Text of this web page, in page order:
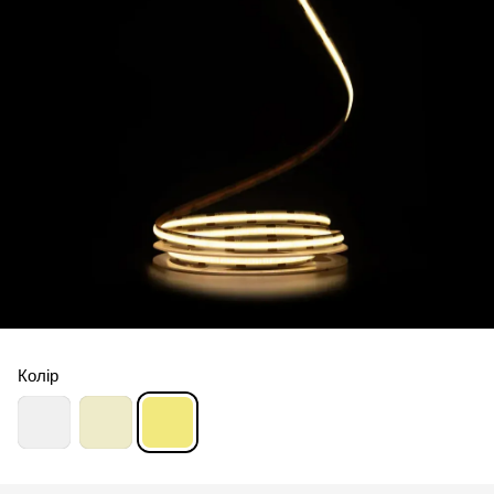
Колір